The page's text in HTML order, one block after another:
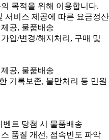
목적을 위해 이용합니다.
서비스 제공에 따른 요금정산
공, 물품배송
입/변경/해지처리, 구매 및
공, 물품배송
기록보존, 불만처리 등 민원
벤트 당첨 시 물품배송
품질 개선, 접속빈도 파악